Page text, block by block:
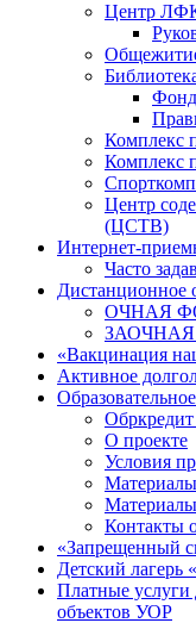
Центр
Комплекс
Комплекс
Центр
(ЦСТВ)
Интернет-
Часто
Дистанционное
ОЧНАЯ
«Вакцинация
Активное
О проекте
Условия
Материалы
Материалы
Контакты
«Запрещенный
Детский лагерь
Платные услуги
объектов УОР